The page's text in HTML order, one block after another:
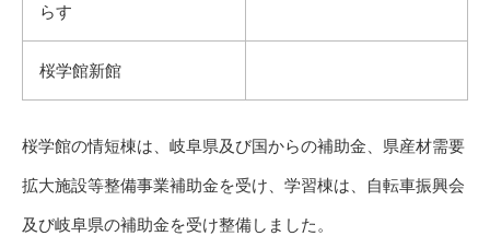
らす
桜学館新館
桜学館の情短棟は、岐阜県及び国からの補助金、県産材需要
拡大施設等整備事業補助金を受け、学習棟は、自転車振興会
及び岐阜県の補助金を受け整備しました。